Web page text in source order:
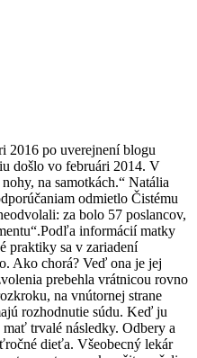
2016 po uverejnení blogu
došlo vo februári 2014. V
na samotkách.“ Natália
odmietlo Čistému
za bolo 57 poslancov,
informácií matky
praktiky sa v zariadení
Ako chorá? Veď ona je jej
prebehla vrátnicou rovno
na vnútornej strane
rozhodnutie súdu. Keď ju
trvalé následky. Odbery a
dieťa. Všeobecný lekár